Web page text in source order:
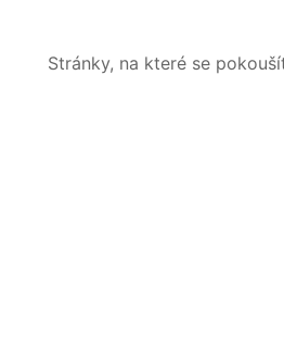
Stránky, na které se